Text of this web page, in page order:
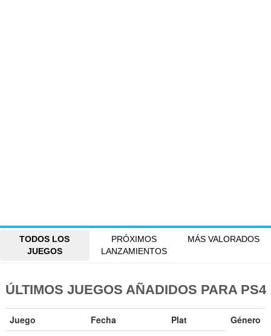
TODOS LOS
JUEGOS
PRÓXIMOS
LANZAMIENTOS
MÁS VALORADOS
ÚLTIMOS JUEGOS AÑADIDOS PARA PS4
Juego Fecha Plat Género